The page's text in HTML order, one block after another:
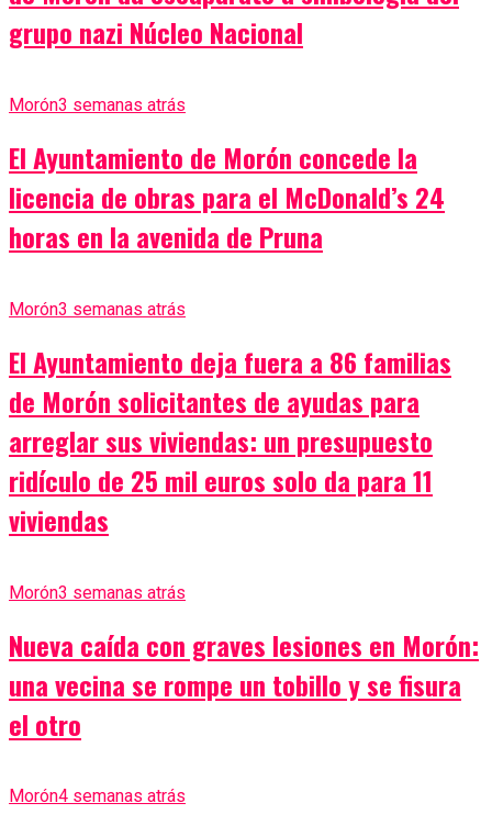
grupo nazi Núcleo Nacional
Morón3 semanas atrás
El Ayuntamiento de Morón concede la
licencia de obras para el McDonald’s 24
horas en la avenida de Pruna
Morón3 semanas atrás
El Ayuntamiento deja fuera a 86 familias
de Morón solicitantes de ayudas para
arreglar sus viviendas: un presupuesto
ridículo de 25 mil euros solo da para 11
viviendas
Morón3 semanas atrás
Nueva caída con graves lesiones en Morón:
una vecina se rompe un tobillo y se fisura
el otro
Morón4 semanas atrás